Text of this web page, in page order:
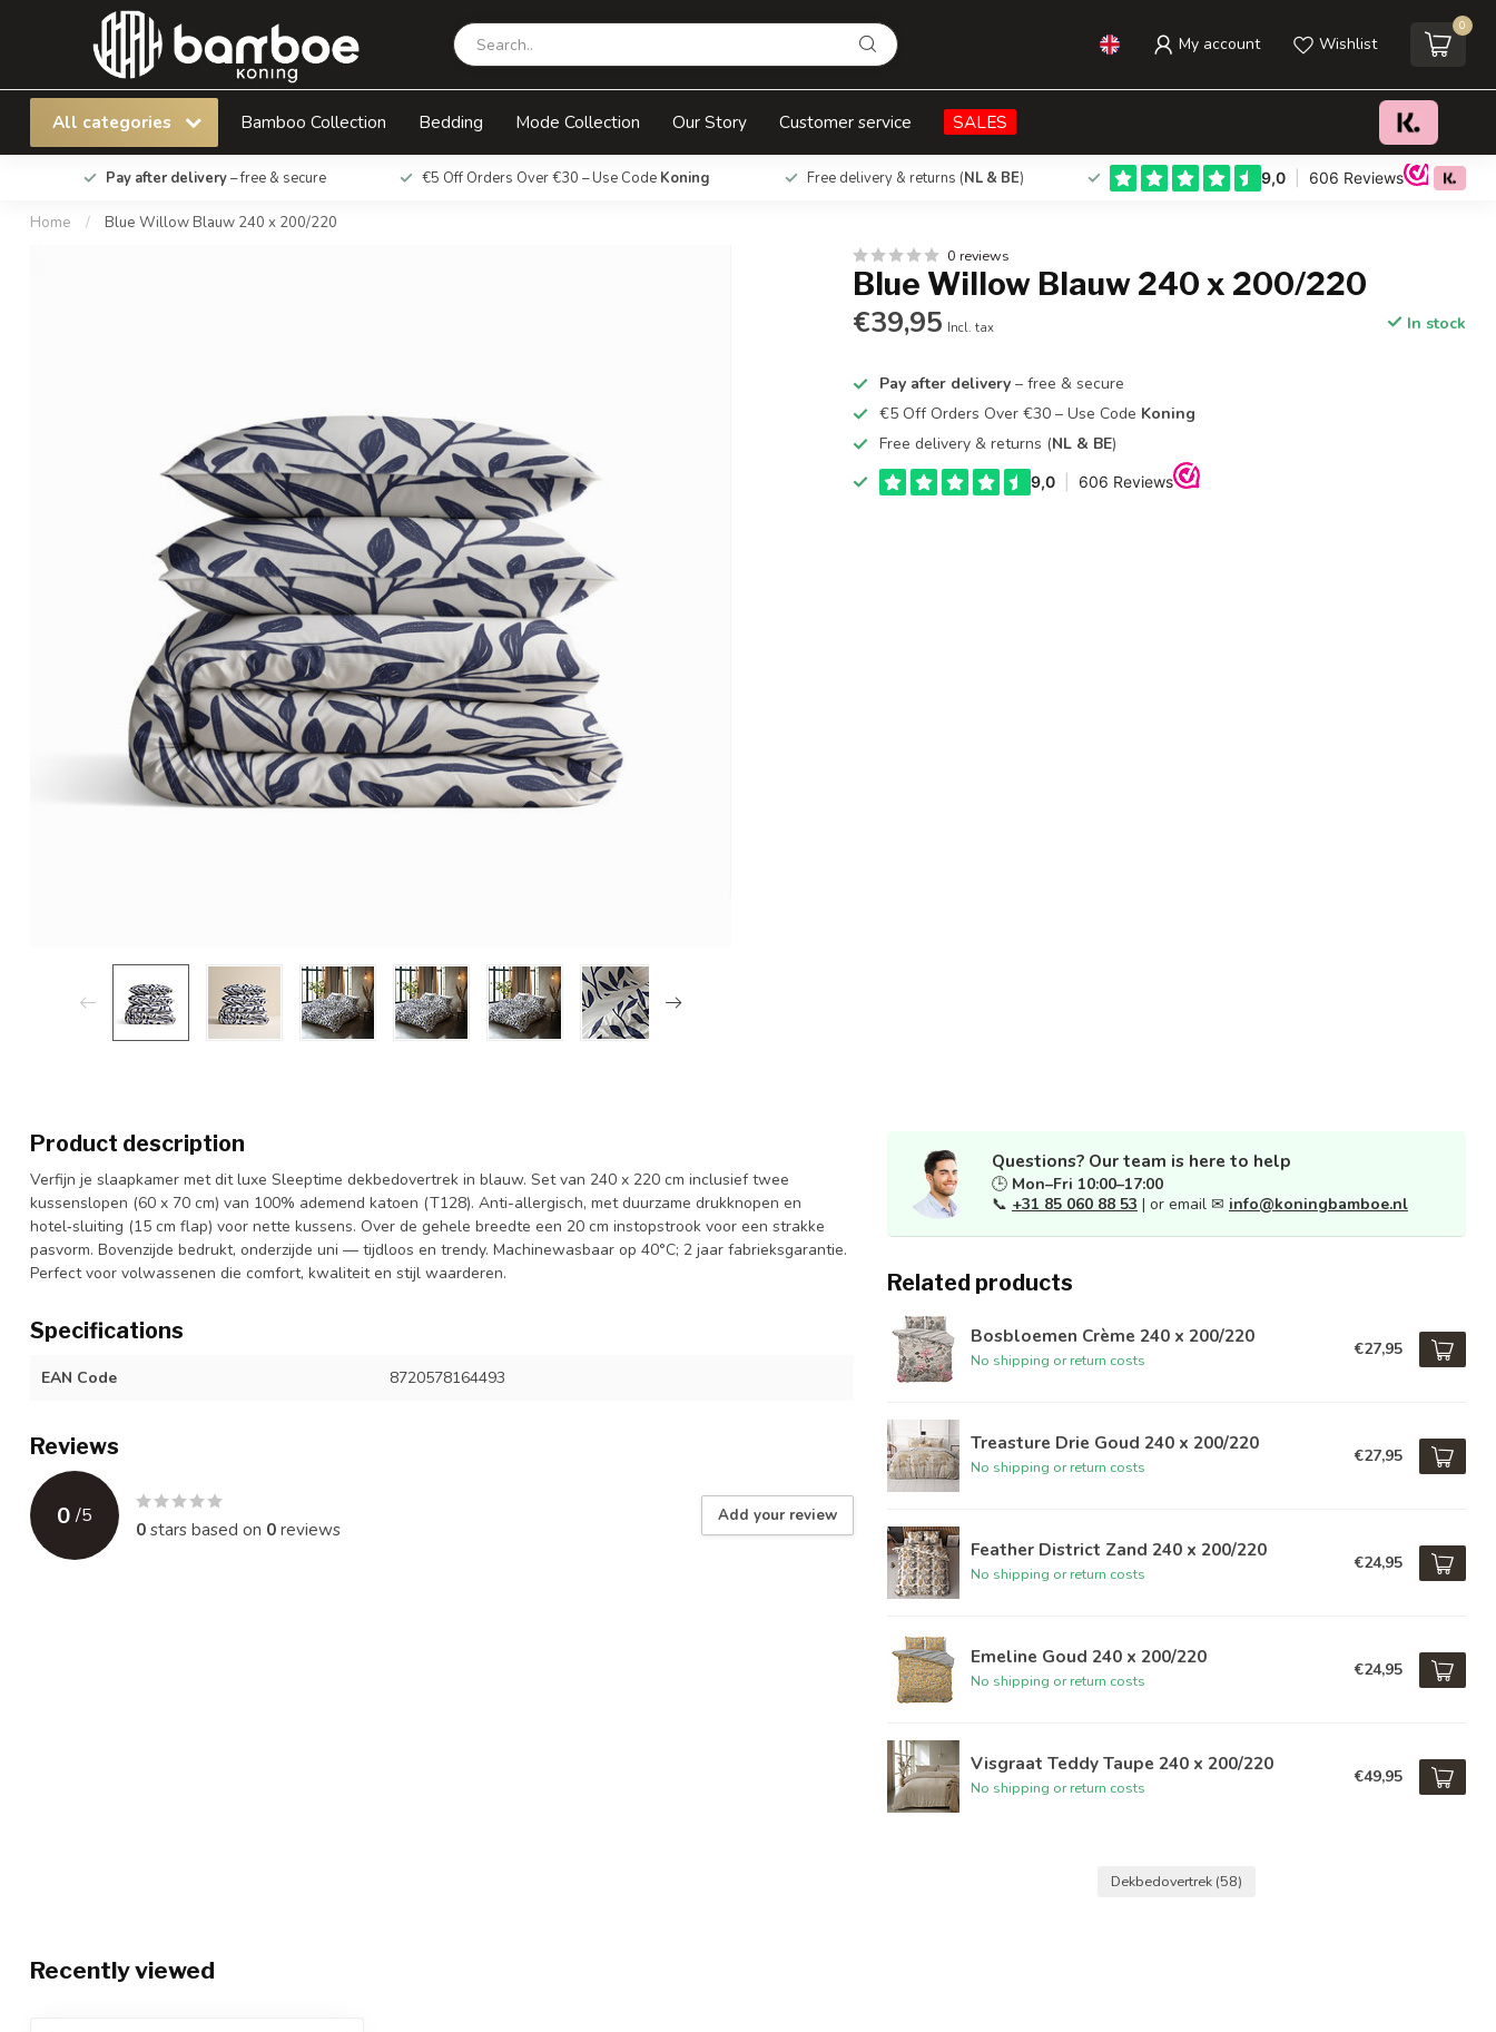
My account Wishlist
0
All categories Bamboo Collection Bedding Mode Collection Our Story Customer service SALES
Pay after delivery– free & secure €5 Off Orders Over €30 – Use Code Koning Free delivery & returns (NL & BE)
Home / Blue Willow Blauw 240 x 200/220
Blue Willow Blauw 240 x 200/220 Add to cart
0 reviews
Blue Willow Blauw 240 x 200/220
€39,95 Incl. tax In stock
Pay after delivery – free & secure
€5 Off Orders Over €30 – Use Code Koning
Free delivery & returns (NL & BE)
Product description
Verfijn je slaapkamer met dit luxe Sleeptime dekbedovertrek in blauw. Set van 240 x 220 cm inclusief twee
kussenslopen (60 x 70 cm) van 100% ademend katoen (T128). Anti-allergisch, met duurzame drukknopen en
hotel‑sluiting (15 cm flap) voor nette kussens. Over de gehele breedte een 20 cm instopstrook voor een strakke
pasvorm. Bovenzijde bedrukt, onderzijde uni — tijdloos en trendy. Machinewasbaar op 40°C; 2 jaar fabrieksgarantie.
Perfect voor volwassenen die comfort, kwaliteit en stijl waarderen.
Specifications
EAN Code 8720578164493
Reviews
0 /5
0stars based on 0reviews
Add your review
Questions? Our team is here to help
🕒 Mon–Fri 10:00–17:00
📞 +31 85 060 88 53 | or email ✉ info@koningbamboe.nl
Related products
Bosbloemen Crème 240 x 200/220
No shipping or return costs
€27,95
Treasture Drie Goud 240 x 200/220
No shipping or return costs
€27,95
Feather District Zand 240 x 200/220
No shipping or return costs
€24,95
Emeline Goud 240 x 200/220
No shipping or return costs
€24,95
Visgraat Teddy Taupe 240 x 200/220
No shipping or return costs
€49,95
Dekbedovertrek (58)
Recently viewed